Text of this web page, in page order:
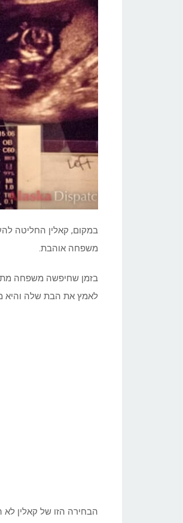
במקום, קאלין החליטה
משפחה אוהבת.
בזמן שחיפשה משפחה
לאמץ את הבת שלה והיא
הבחירה הזו של קאלין לא